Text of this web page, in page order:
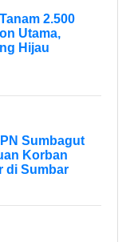
2.500
Utama,
Hijau
Sumbagut
Korban
di Sumbar